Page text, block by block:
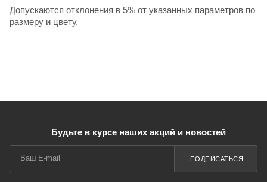
Допускаются отклонения в 5% от указанных параметров по
размеру и цвету.
Будьте в курсе наших акций и новостей
ПОДПИСАТЬСЯ